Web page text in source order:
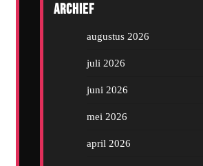
Archief
augustus 2026
juli 2026
juni 2026
mei 2026
april 2026